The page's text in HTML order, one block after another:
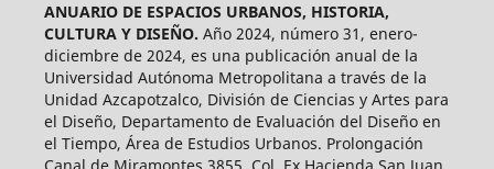
ANUARIO DE ESPACIOS URBANOS, HISTORIA,
CULTURA Y DISEÑO. Año 2024, número 31, enero-
diciembre de 2024, es una publicación anual de la
Universidad Autónoma Metropolitana a través de la
Unidad Azcapotzalco, División de Ciencias y Artes para
el Diseño, Departamento de Evaluación del Diseño en
el Tiempo, Área de Estudios Urbanos. Prolongación